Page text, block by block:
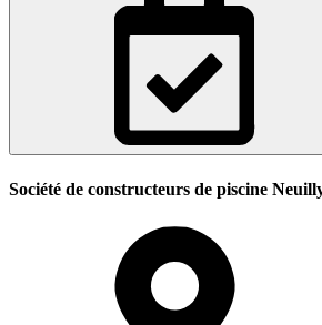
Société de constructeurs de piscine